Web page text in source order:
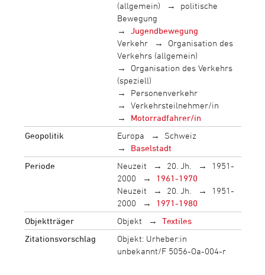
(allgemein)
politische
Bewegung
Jugendbewegung
Verkehr
Organisation des
Verkehrs (allgemein)
Organisation des Verkehrs
(speziell)
Personenverkehr
Verkehrsteilnehmer/in
Motorradfahrer/in
Geopolitik
Europa
Schweiz
Baselstadt
Periode
Neuzeit 20. Jh.
1951-
2000
1961-1970
Neuzeit
20. Jh.
1951-
2000
1971-1980
Objektträger
Objekt
Textiles
Zitationsvorschlag
Objekt: Urheber:in
unbekannt/F 5056-Oa-004-r